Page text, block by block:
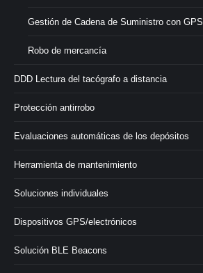
Gestión de Cadena de Suministro con GPS
Robo de mercancía
DDD Lectura del tacógrafo a distancia
Protección antirrobo
Evaluaciones automáticas de los depósitos
Herramienta de mantenimiento
Soluciones individuales
Dispositivos GPS/electrónicos
Solución BLE Beacons